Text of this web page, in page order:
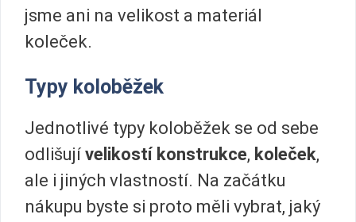
jsme ani na velikost a materiál
koleček.
Typy koloběžek
Jednotlivé typy koloběžek se od sebe
odlišují velikostí konstrukce, koleček,
ale i jiných vlastností. Na začátku
nákupu byste si proto měli vybrat, jaký